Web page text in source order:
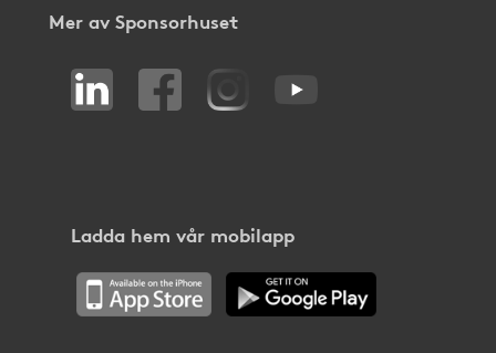
Mer av Sponsorhuset
Ladda hem vår mobilapp